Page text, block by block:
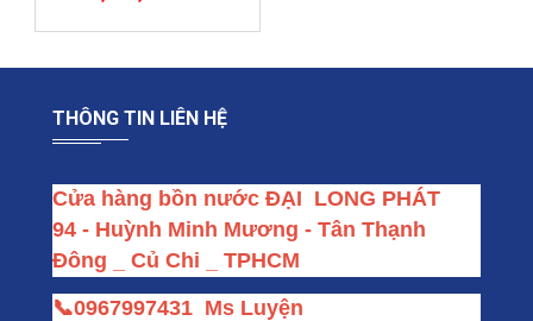
THÔNG TIN LIÊN HỆ
Cửa hàng bồn nước ĐẠI  LONG PHÁT
94 - Huỳnh Minh Mương - Tân Thạnh
Đông _ Củ Chi _ TPHCM
📞0967997431 Ms Luyện